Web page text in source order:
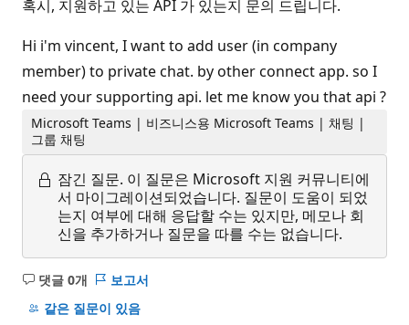
혹시, 지원하고 있는 API 가 있는지 문의 드립니다.
Hi i'm vincent, I want to add user (in company
member) to private chat. by other connect app. so I
need your supporting api. let me know you that api ?
Microsoft Teams | 비즈니스용 Microsoft Teams | 채팅 |
그룹 채팅
잠긴 질문. 이 질문은 Microsoft 지원 커뮤니티에
서 마이그레이션되었습니다. 질문이 도움이 되었
는지 여부에 대해 응답할 수는 있지만, 메모나 회
신을 추가하거나 질문을 따를 수는 없습니다.
댓글 0개
설
명
보고서
같은 질문이 있음